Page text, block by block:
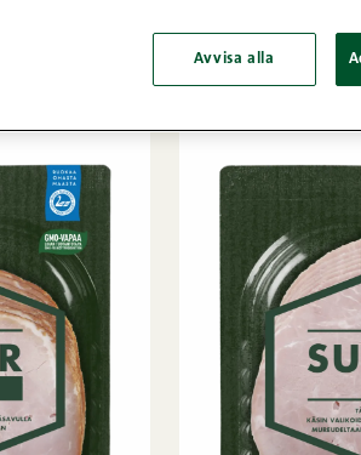
Avvisa alla